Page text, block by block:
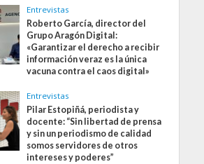
Entrevistas
Roberto García, director del
Grupo Aragón Digital:
«Garantizar el derecho a recibir
información veraz es la única
vacuna contra el caos digital»
Entrevistas
Pilar Estopiñá, periodista y
docente: “Sin libertad de prensa
y sin un periodismo de calidad
somos servidores de otros
intereses y poderes”